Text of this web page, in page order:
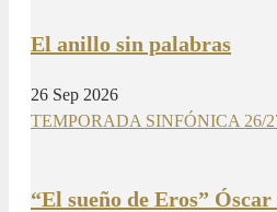
El anillo sin palabras
26 Sep 2026
TEMPORADA SINFÓNICA 26/
“El sueño de Eros”